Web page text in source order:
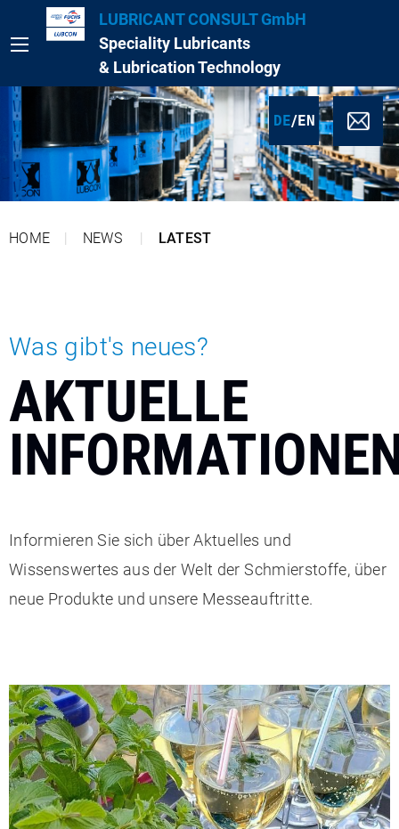
LUBRICANT CONSULT GmbH
Speciality Lubricants
& Lubrication Technology
DE/EN
HOME NEWS LATEST
Was gibt's neues?
AKTUELLE
Informieren Sie sich über Aktuelles und
Wissenswertes aus der Welt der Schmierstoffe, über
neue Produkte und unsere Messeauftritte.